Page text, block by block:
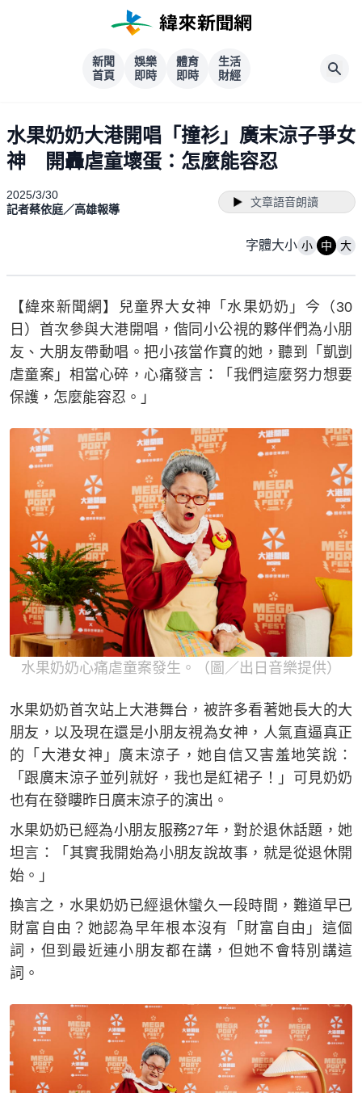
新聞
首頁
娛樂
即時
體育
即時
生活
財經
水果奶奶大港開唱「撞衫」廣末涼子爭女
神 開轟虐童壞蛋：怎麼能容忍
2025/3/30
記者蔡依庭／高雄報導
文章語音朗讀
字體大小 小 中 大
【緯來新聞網】兒童界大女神「水果奶奶」今（30
日）首次參與大港開唱，偕同小公視的夥伴們為小朋
友、大朋友帶動唱。把小孩當作寶的她，聽到「凱剴
虐童案」相當心碎，心痛發言：「我們這麼努力想要
保護，怎麼能容忍。」
水果奶奶心痛虐童案發生。（圖／出日音樂提供）
水果奶奶首次站上大港舞台，被許多看著她長大的大
朋友，以及現在還是小朋友視為女神，人氣直逼真正
的「大港女神」廣末涼子，她自信又害羞地笑說：
「跟廣末涼子並列就好，我也是紅裙子！」可見奶奶
也有在發瞜昨日廣末涼子的演出。
水果奶奶已經為小朋友服務27年，對於退休話題，她
坦言：「其實我開始為小朋友說故事，就是從退休開
始。」
換言之，水果奶奶已經退休蠻久一段時間，難道早已
財富自由？她認為早年根本沒有「財富自由」這個
詞，但到最近連小朋友都在講，但她不會特別講這
詞。